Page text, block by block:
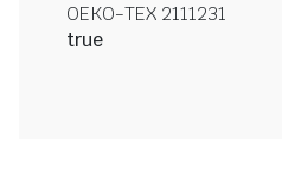
OEKO-TEX 2111231
true